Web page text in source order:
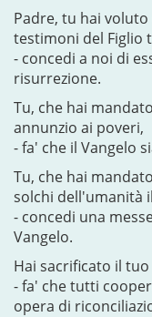
Padre, tu hai
testimoni del Figlio
- concedi a noi di
risurrezione.
Tu, che hai
annunzio ai poveri,
- fa' che il Vangelo
Tu, che hai
solchi dell'umanità
- concedi una
Vangelo.
Hai sacrificato il
- fa' che tutti
opera di